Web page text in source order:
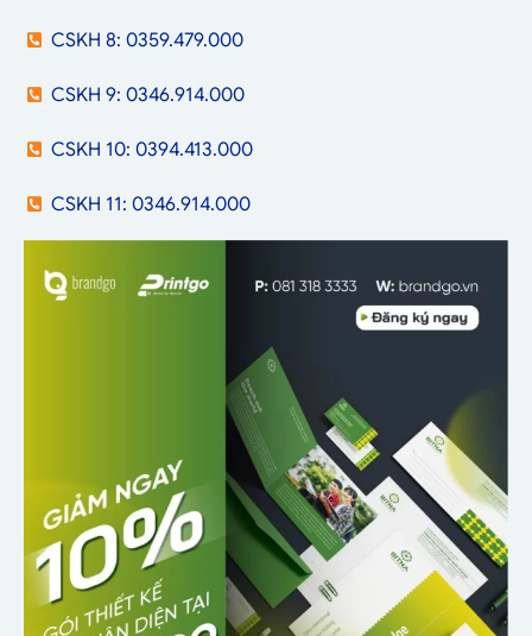
CSKH 8: 0359.479.000
CSKH 9: 0346.914.000
CSKH 10: 0394.413.000
CSKH 11: 0346.914.000